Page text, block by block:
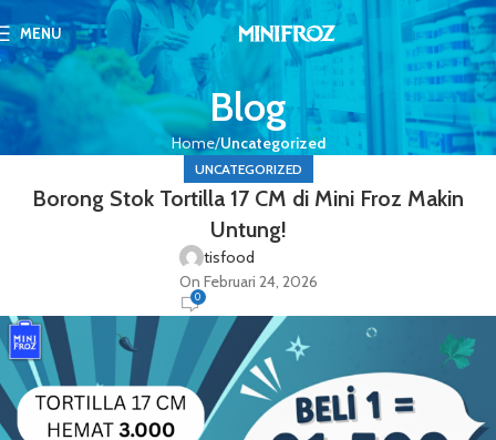
MENU
Blog
Home Uncategorized
UNCATEGORIZED
Borong Stok Tortilla 17 CM di Mini Froz Makin
Untung!
tisfood
On Februari 24, 2026
0